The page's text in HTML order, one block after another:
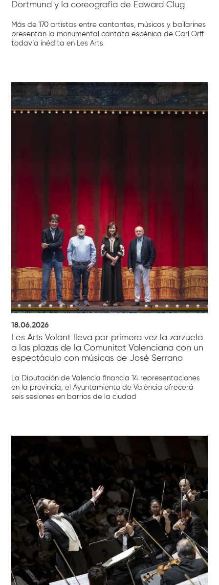
Dortmund y la coreografía de Edward Clug
Más de 170 artistas entre cantantes, músicos y bailarines
presentan la monumental cantata escénica de Carl Orff
todavía inédita en Les Arts
18.06.2026
Les Arts Volant lleva por primera vez la zarzuela
a las plazas de la Comunitat Valenciana con un
espectáculo con músicas de José Serrano
La Diputación de Valencia financia 14 representaciones
en la provincia, el Ayuntamiento de València ofrecerá
seis sesiones en barrios de la ciudad